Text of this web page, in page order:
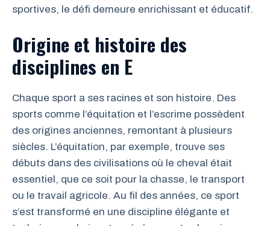
sportives, le défi demeure enrichissant et éducatif.
Origine et histoire des
disciplines en E
Chaque sport a ses racines et son histoire. Des
sports comme l’équitation et l’escrime possèdent
des origines anciennes, remontant à plusieurs
siècles. L’équitation, par exemple, trouve ses
débuts dans des civilisations où le cheval était
essentiel, que ce soit pour la chasse, le transport
ou le travail agricole. Au fil des années, ce sport
s’est transformé en une discipline élégante et